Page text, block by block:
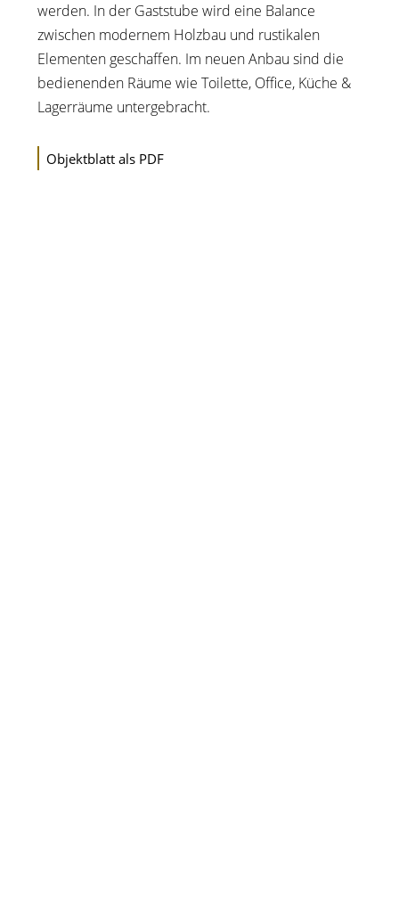
werden. In der Gaststube wird eine Balance
zwischen modernem Holzbau und rustikalen
Elementen geschaffen. Im neuen Anbau sind die
bedienenden Räume wie Toilette, Office, Küche &
Lagerräume untergebracht.
Objektblatt als PDF